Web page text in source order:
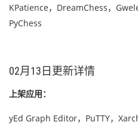
KPatience，DreamChess，
PyChess
02月13日更新详情
上架应用：
yEd Graph Editor，PuTTY，